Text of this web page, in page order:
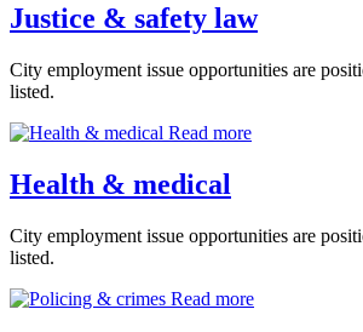
Justice & safety law
City employment issue opportunities are
listed.
Read more
Health & medical
City employment issue opportunities are
listed.
Read more